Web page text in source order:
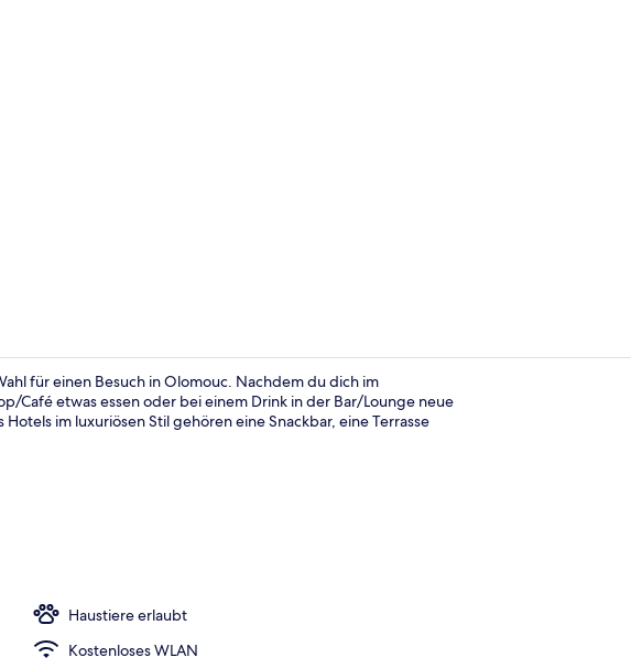
für einen Besuch in Olomouc. Nachdem du dich im
Café etwas essen oder bei einem Drink in der Bar/Lounge neue
im luxuriösen Stil gehören eine Snackbar, eine Terrasse
Haustiere erlaubt
Kostenloses WLAN